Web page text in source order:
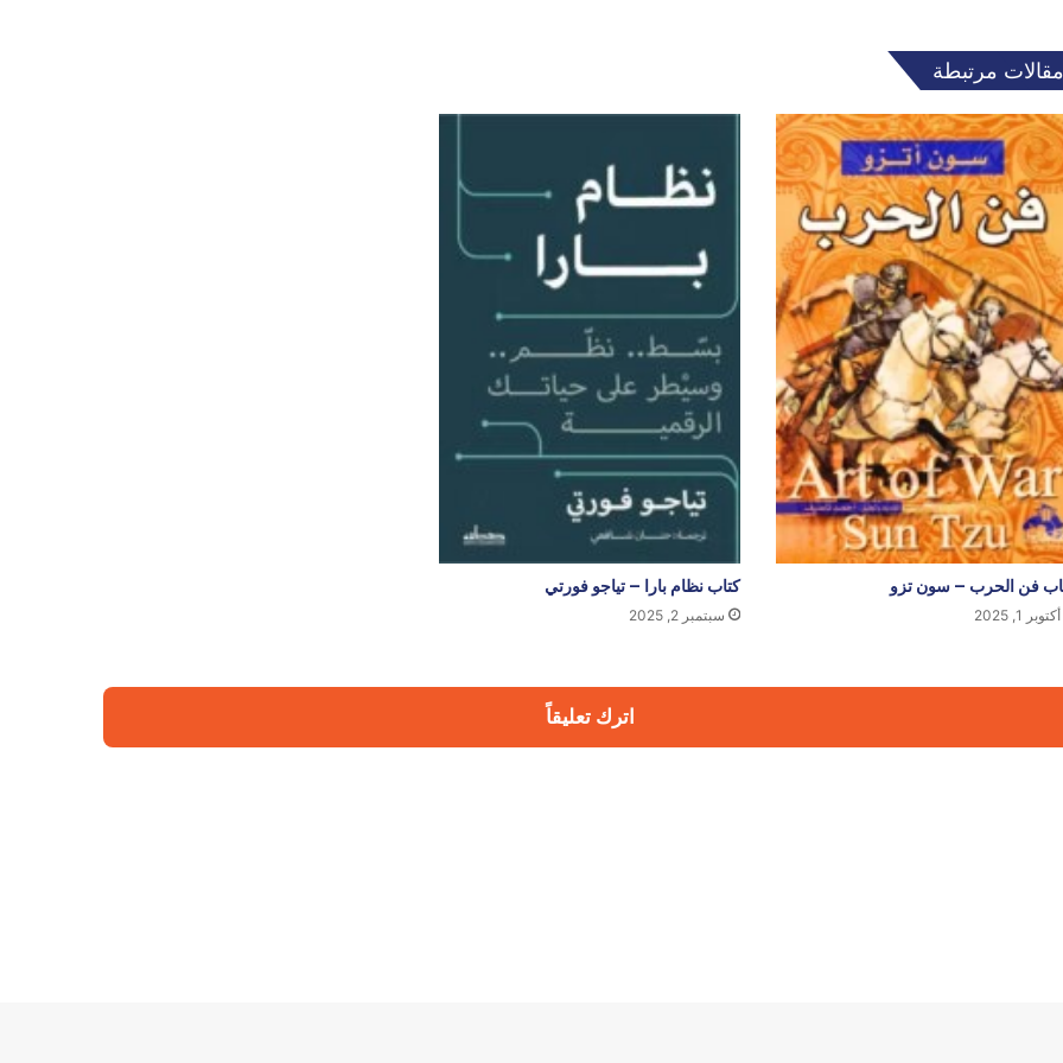
مقالات مرتبطة
فن الحرب – سون تزو
أكتوبر 1, 2025
كتاب نظام بارا – تياجو فورتي
سبتمبر 2, 2025
اترك تعليقاً